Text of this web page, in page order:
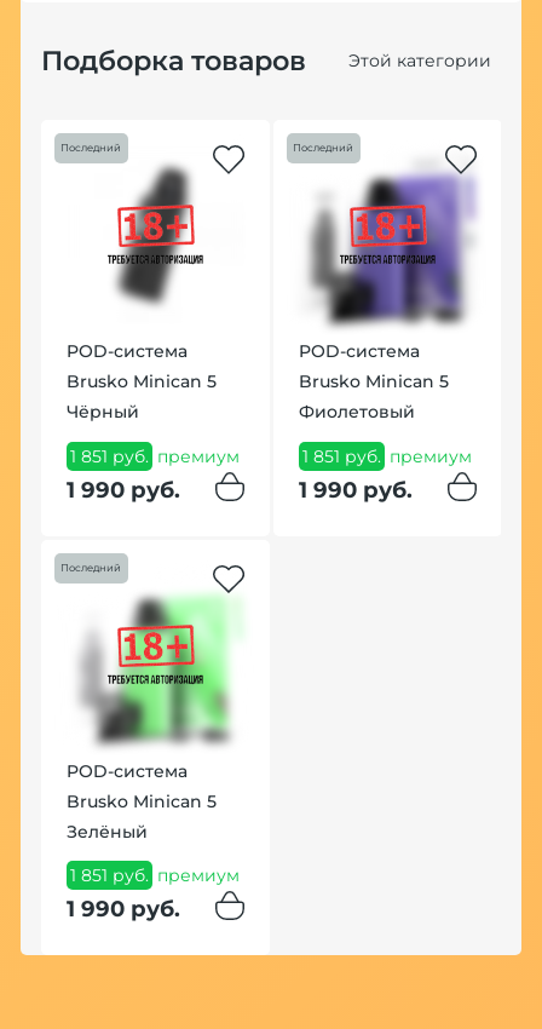
Подборка товаров Этой категории
Последний
POD-система
Brusko Minican 5
Чёрный
1 851 руб. премиум
1 990 руб.
Последний
POD-система
Brusko Minican 5
Фиолетовый
1 851 руб. премиум
1 990 руб.
Последний
POD-система
Brusko Minican 5
Зелёный
1 851 руб. премиум
1 990 руб.